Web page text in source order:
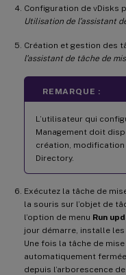
Configuration de vDisks
Utilisation de l’assistant
Création et gestion des
l’assistant de tâche de
REMARQUE :
L’utilisateur qui
Management doit
création,
Directory.
Exécutez la tâche de
la souris sur l’objet de
l’option de menu Run
jour démarre, installe les
Une fois la tâche de
automatiquement
depuis l’arborescence